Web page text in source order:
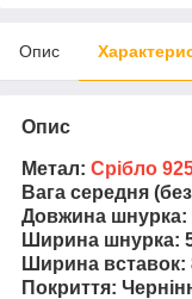
Опис
Опис
Метал: Срібло
Вага середня
Довжина шнурка:
Ширина шнурка:
Ширина вставок:
Покриття: